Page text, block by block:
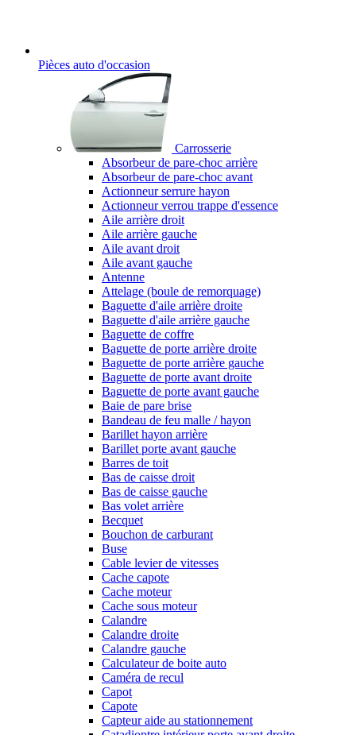
Pièces auto d'occasion
Carrosserie
Absorbeur de pare-choc arrière
Absorbeur de pare-choc avant
Actionneur serrure hayon
Actionneur verrou trappe d'essence
Aile arrière droit
Aile arrière gauche
Aile avant droit
Aile avant gauche
Antenne
Attelage (boule de remorquage)
Baguette d'aile arrière droite
Baguette d'aile arrière gauche
Baguette de coffre
Baguette de porte arrière droite
Baguette de porte arrière gauche
Baguette de porte avant droite
Baguette de porte avant gauche
Baie de pare brise
Bandeau de feu malle / hayon
Barillet hayon arrière
Barillet porte avant gauche
Barres de toit
Bas de caisse droit
Bas de caisse gauche
Bas volet arrière
Becquet
Bouchon de carburant
Buse
Cable levier de vitesses
Cache capote
Cache moteur
Cache sous moteur
Calandre
Calandre droite
Calandre gauche
Calculateur de boite auto
Caméra de recul
Capot
Capote
Capteur aide au stationnement